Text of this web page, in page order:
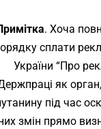
. Хоча
сплати
України “Про
як
під час
змін прямо